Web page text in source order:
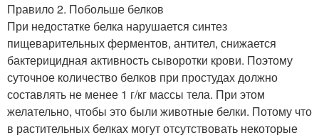
Правило 2. Побольше белков
При недостатке белка нарушается синтез
пищеварительных ферментов, антител, снижается
бактерицидная активность сыворотки крови. Поэтому
суточное количество белков при простудах должно
составлять не менее 1 г/кг массы тела. При этом
желательно, чтобы это были животные белки. Потому что
в растительных белках могут отсутствовать некоторые